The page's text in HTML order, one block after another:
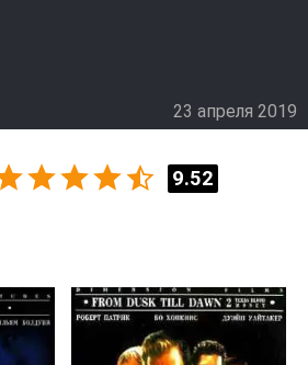
23 апреля 2019
9.52